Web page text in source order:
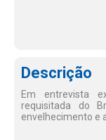
Descrição
Em entrevista
requisitada do
envelhecimento e